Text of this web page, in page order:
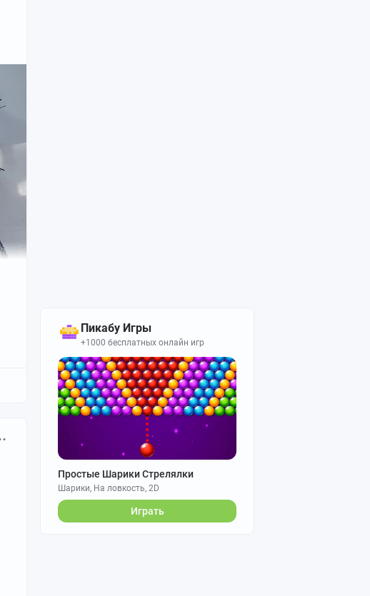
Пикабу Игры
+1000 бесплатных онлайн игр
Простые Шарики Стрелялки
Шарики, На ловкость, 2D
Играть